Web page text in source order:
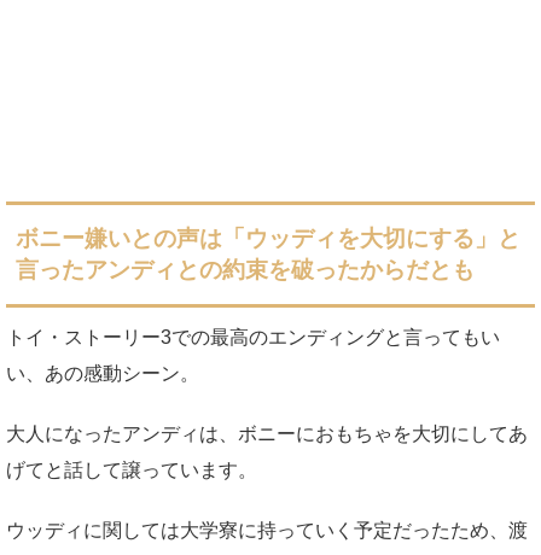
ボニー嫌いとの声は「ウッディを大切にする」と
言ったアンディとの約束を破ったからだとも
トイ・ストーリー3での最高のエンディングと言ってもい
い、あの感動シーン。
大人になったアンディは、ボニーにおもちゃを大切にしてあ
げてと話して譲っています。
ウッディに関しては大学寮に持っていく予定だったため、渡